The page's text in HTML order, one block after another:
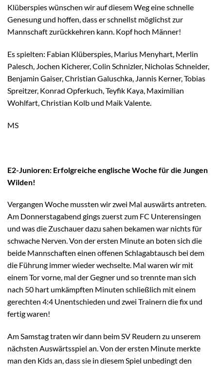
Klüberspies wünschen wir auf diesem Weg eine schnelle
Genesung und hoffen, dass er schnellst möglichst zur
Mannschaft zurückkehren kann. Kopf hoch Männer!
Es spielten: Fabian Klüberspies, Marius Menyhart, Merlin
Palesch, Jochen Kicherer, Colin Schnizler, Nicholas Schneider,
Benjamin Gaiser, Christian Galuschka, Jannis Kerner, Tobias
Spreitzer, Konrad Opferkuch, Teyfik Kaya, Maximilian
Wohlfart, Christian Kolb und Maik Valente.
MS
E2-Junioren: Erfolgreiche englische Woche für die Jungen
Wilden!
Vergangen Woche mussten wir zwei Mal auswärts antreten.
Am Donnerstagabend gings zuerst zum FC Unterensingen
und was die Zuschauer dazu sahen bekamen war nichts für
schwache Nerven. Von der ersten Minute an boten sich die
beide Mannschaften einen offenen Schlagabtausch bei dem
die Führung immer wieder wechselte. Mal waren wir mit
einem Tor vorne, mal der Gegner und so trennte man sich
nach 50 hart umkämpften Minuten schließlich mit einem
gerechten 4:4 Unentschieden und zwei Trainern die fix und
fertig waren!
Am Samstag traten wir dann beim SV Reudern zu unserem
nächsten Auswärtsspiel an. Von der ersten Minute merkte
man den Kids an, dass sie in diesem Spiel unbedingt den